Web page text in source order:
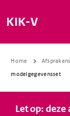
KIK-V
Home
modelgegevensset
Let op: